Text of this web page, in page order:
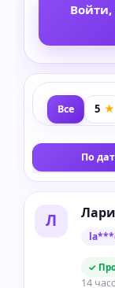
Войти,
Все
По
Л
✓
14